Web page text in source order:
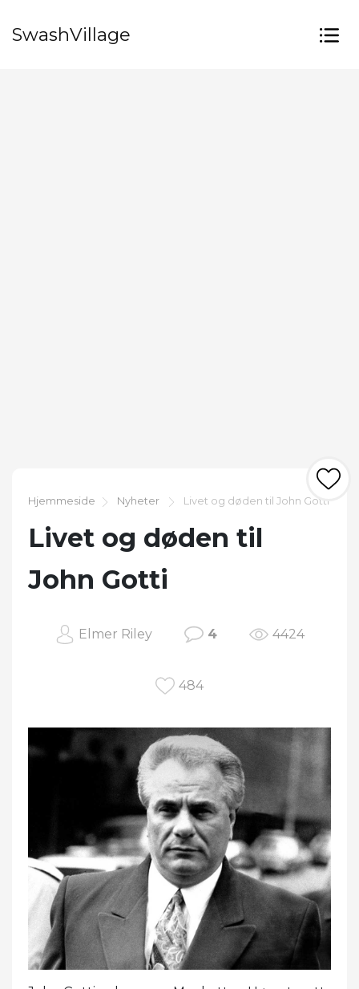
SwashVillage
Hjemmeside Nyheter Livet og døden til John Gotti
Livet og døden til
John Gotti
Elmer Riley 4 4424
484